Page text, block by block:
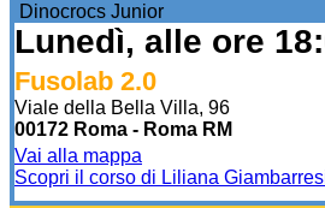
Dinocrocs Junior
Lunedì, alle ore
Fusolab 2.0
Viale della Bella Villa, 96
00172 Roma - Roma RM
Vai alla mappa
Scopri il corso di Liliana